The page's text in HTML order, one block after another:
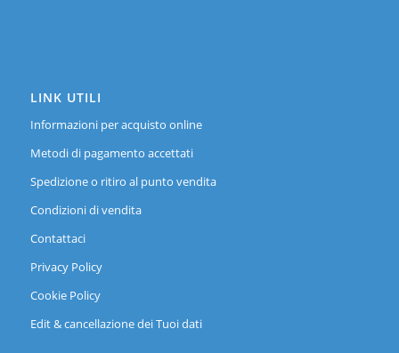
LINK UTILI
Informazioni per acquisto online
Metodi di pagamento accettati
Spedizione o ritiro al punto vendita
Condizioni di vendita
Contattaci
Privacy Policy
Cookie Policy
Edit & cancellazione dei Tuoi dati